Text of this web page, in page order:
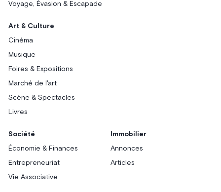
Voyage, Évasion & Escapade
Art & Culture
Cinéma
Musique
Foires & Expositions
Marché de l'art
Scène & Spectacles
Livres
Société
Économie & Finances
Entrepreneuriat
Vie Associative
Immobilier
Annonces
Articles